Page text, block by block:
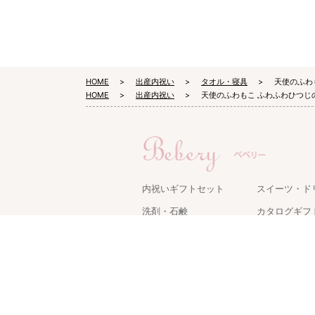
HOME 出産内祝い タオル・寝具
天使のふわ
HOME
出産内祝い 天使のふわもこ ふわふわひつじ
内祝いギフトセット
スイーツ・ド
洗剤・石鹸
カタログギフ